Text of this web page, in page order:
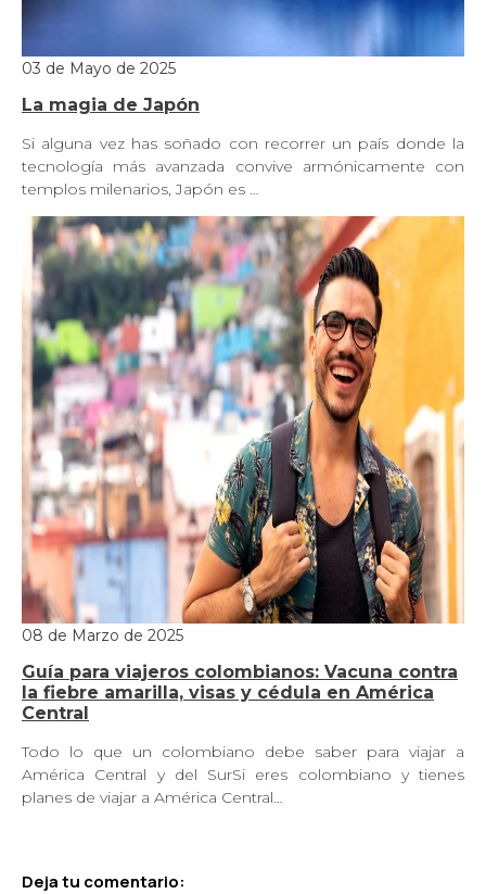
03 de Mayo de 2025
La magia de Japón
Si alguna vez has soñado con recorrer un país donde la
tecnología más avanzada convive armónicamente con
templos milenarios, Japón es …
08 de Marzo de 2025
Guía para viajeros colombianos: Vacuna contra
la fiebre amarilla, visas y cédula en América
Central
Todo lo que un colombiano debe saber para viajar a
América Central y del SurSi eres colombiano y tienes
planes de viajar a América Central…
Deja tu comentario: